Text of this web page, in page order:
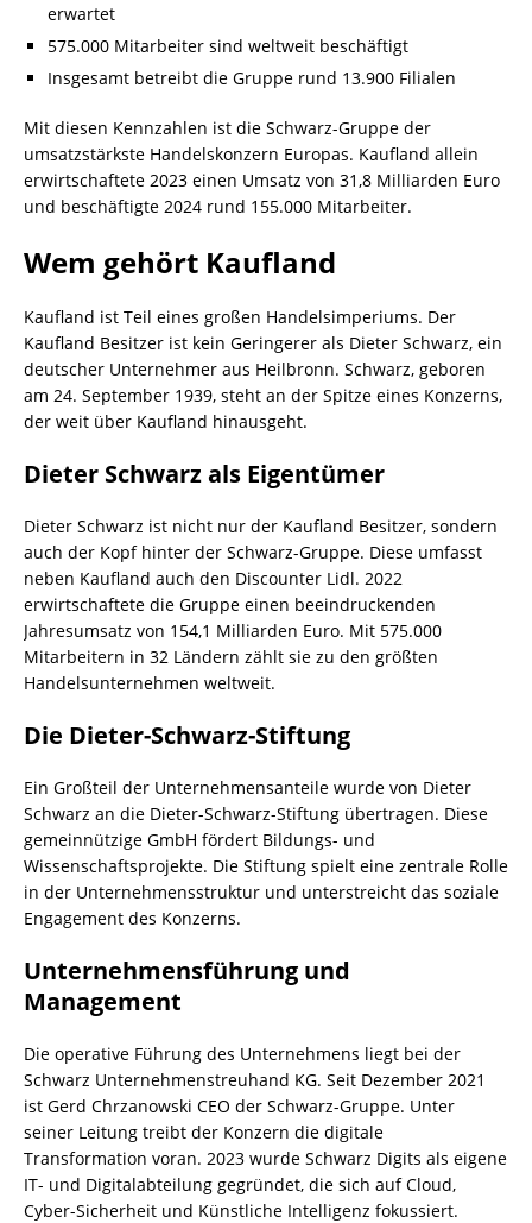
erwartet
575.000 Mitarbeiter sind weltweit beschäftigt
Insgesamt betreibt die Gruppe rund 13.900 Filialen
Mit diesen Kennzahlen ist die Schwarz-Gruppe der
umsatzstärkste Handelskonzern Europas. Kaufland allein
erwirtschaftete 2023 einen Umsatz von 31,8 Milliarden Euro
und beschäftigte 2024 rund 155.000 Mitarbeiter.
Wem gehört Kaufland
Kaufland ist Teil eines großen Handelsimperiums. Der
Kaufland Besitzer ist kein Geringerer als Dieter Schwarz, ein
deutscher Unternehmer aus Heilbronn. Schwarz, geboren
am 24. September 1939, steht an der Spitze eines Konzerns,
der weit über Kaufland hinausgeht.
Dieter Schwarz als Eigentümer
Dieter Schwarz ist nicht nur der Kaufland Besitzer, sondern
auch der Kopf hinter der Schwarz-Gruppe. Diese umfasst
neben Kaufland auch den Discounter Lidl. 2022
erwirtschaftete die Gruppe einen beeindruckenden
Jahresumsatz von 154,1 Milliarden Euro. Mit 575.000
Mitarbeitern in 32 Ländern zählt sie zu den größten
Handelsunternehmen weltweit.
Die Dieter-Schwarz-Stiftung
Ein Großteil der Unternehmensanteile wurde von Dieter
Schwarz an die Dieter-Schwarz-Stiftung übertragen. Diese
gemeinnützige GmbH fördert Bildungs- und
Wissenschaftsprojekte. Die Stiftung spielt eine zentrale Rolle
in der Unternehmensstruktur und unterstreicht das soziale
Engagement des Konzerns.
Unternehmensführung und
Management
Die operative Führung des Unternehmens liegt bei der
Schwarz Unternehmenstreuhand KG. Seit Dezember 2021
ist Gerd Chrzanowski CEO der Schwarz-Gruppe. Unter
seiner Leitung treibt der Konzern die digitale
Transformation voran. 2023 wurde Schwarz Digits als eigene
IT- und Digitalabteilung gegründet, die sich auf Cloud,
Cyber-Sicherheit und Künstliche Intelligenz fokussiert.